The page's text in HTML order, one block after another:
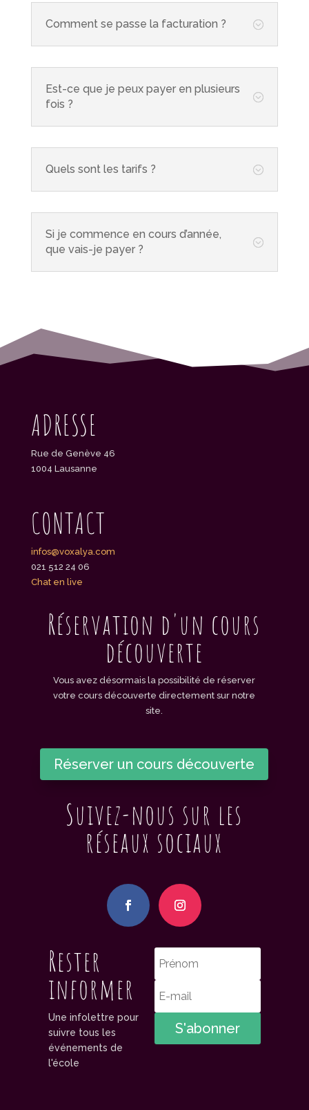
;
Comment se passe la facturation ?
;
Est-ce que je peux payer en plusieurs
fois ?
;
Quels sont les tarifs ?
;
Si je commence en cours d’année,
que vais-je payer ?
ADRESSE
Rue de Genève 46
1004 Lausanne
CONTACT
infos@voxalya.com
021 512 24 06
Chat en live
Réservation d'un cours
découverte
Vous avez désormais la possibilité de réserver
votre cours découverte directement sur notre
site.
Réserver un cours découverte
Suivez-nous sur les
réseaux sociaux
Rester
informer
Une infolettre pour
suivre tous les
événements de
l'école
S'abonner